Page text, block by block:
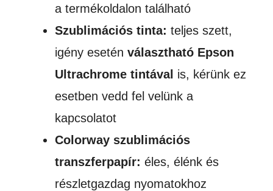
a termékoldalon található
Szublimációs tinta: teljes szett,
igény esetén választható Epson
Ultrachrome tintával is, kérünk ez
esetben vedd fel velünk a
kapcsolatot
Colorway szublimációs
transzferpapír: éles, élénk és
részletgazdag nyomatokhoz